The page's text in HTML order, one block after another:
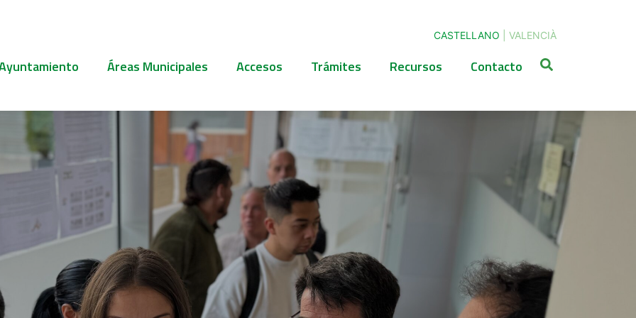
CASTELLANO VALENCIÀ
Áreas Municipales Accesos Trámites Recursos Contacto